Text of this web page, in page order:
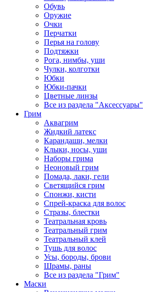
Обувь
Оружие
Очки
Перчатки
Перья на голову
Подтяжки
Рога, нимбы, уши
Чулки, колготки
Юбки
Юбки-пачки
Цветные линзы
Все из раздела "Аксессуары"
Грим
Аквагрим
Жидкий латекс
Карандаши, мелки
Клыки, носы, уши
Наборы грима
Неоновый грим
Помада, лаки, гели
Светящийся грим
Спонжи, кисти
Спрей-краска для волос
Стразы, блестки
Театральная кровь
Театральный грим
Театральный клей
Тушь для волос
Усы, бороды, брови
Шрамы, раны
Все из раздела "Грим"
Маски